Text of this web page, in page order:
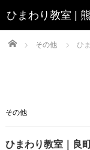
Home その他 ひ
その他
ひまわり教室｜良